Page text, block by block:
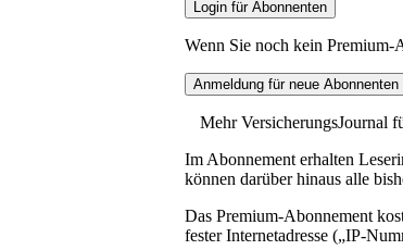
Wenn Sie noch kein Premium-
Mehr VersicherungsJournal
Im Abonnement erhalten
können darüber hinaus alle
Das Premium-Abonnement
fester Internetadresse („IP-